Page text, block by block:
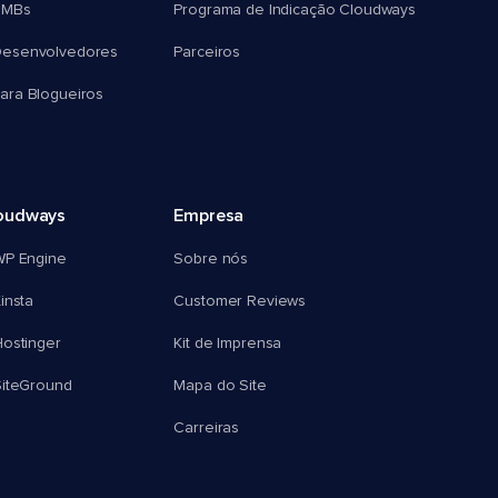
Blogueiros
Programa de Indicação Cloudways
Parceiros
Engine
Empresa
Sobre nós
Customer Reviews
Kit de Imprensa
Mapa do Site
Carreiras